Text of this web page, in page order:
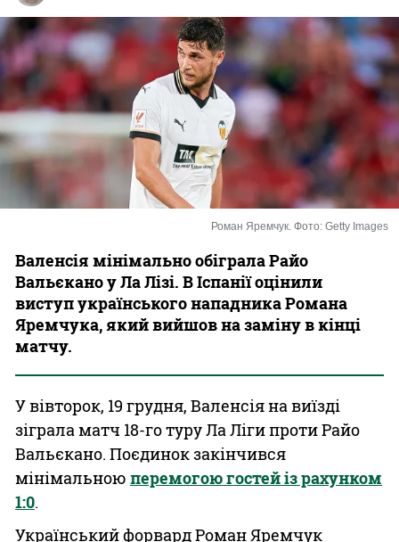
Різне
Букмекери
Казино
Роман Яремчук. Фото: Getty Images
Валенсія мінімально обіграла Райо
Вальєкано у Ла Лізі. В Іспанії оцінили
виступ українського нападника Романа
Яремчука, який вийшов на заміну в кінці
матчу.
У вівторок, 19 грудня, Валенсія на виїзді
зіграла матч 18-го туру Ла Ліги проти Райо
Вальєкано. Поєдинок закінчився
мінімальною перемогою гостей із рахунком
1:0.
Український форвард Роман Яремчук